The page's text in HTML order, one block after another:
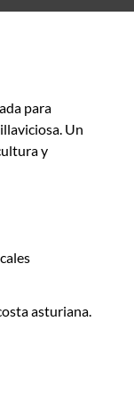
para
Un
y
asturiana.